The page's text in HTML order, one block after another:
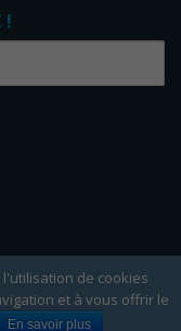
!
-CGU-Cookies
de cookies
et à vous offrir le
En savoir plus